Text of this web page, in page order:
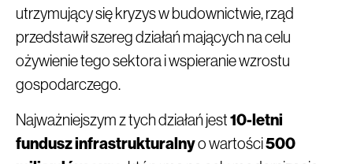
utrzymujący się kryzys w budownictwie, rząd
przedstawił szereg działań mających na celu
ożywienie tego sektora i wspieranie wzrostu
gospodarczego.
Najważniejszym z tych działań jest10-letni
fundusz infrastrukturalnyo wartości500